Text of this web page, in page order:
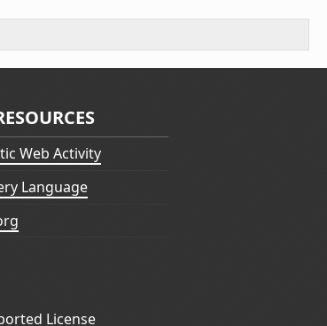
Web Activity
Language
License